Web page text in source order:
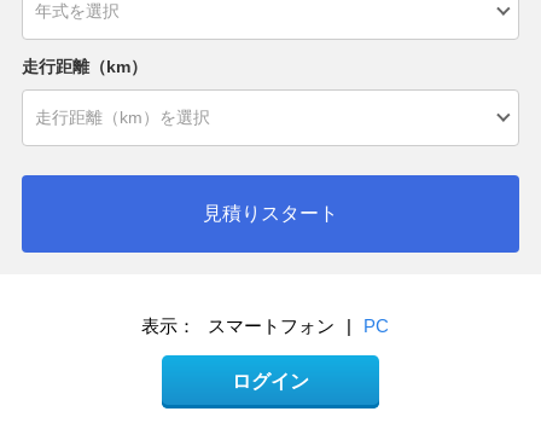
走行距離（km）
見積りスタート
表示： スマートフォン | PC
ログイン